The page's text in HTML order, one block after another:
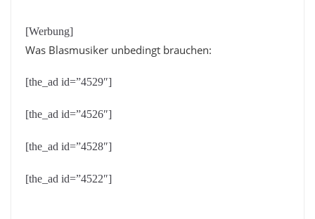
[Werbung]
Was Blasmusiker unbedingt brauchen:
[the_ad id=”4529″]
[the_ad id=”4526″]
[the_ad id=”4528″]
[the_ad id=”4522″]